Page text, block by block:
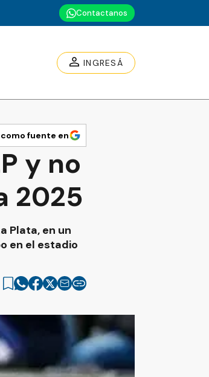
Contactanos
INGRESÁ
fuente en
y no
2025
Plata, en un
en el estadio